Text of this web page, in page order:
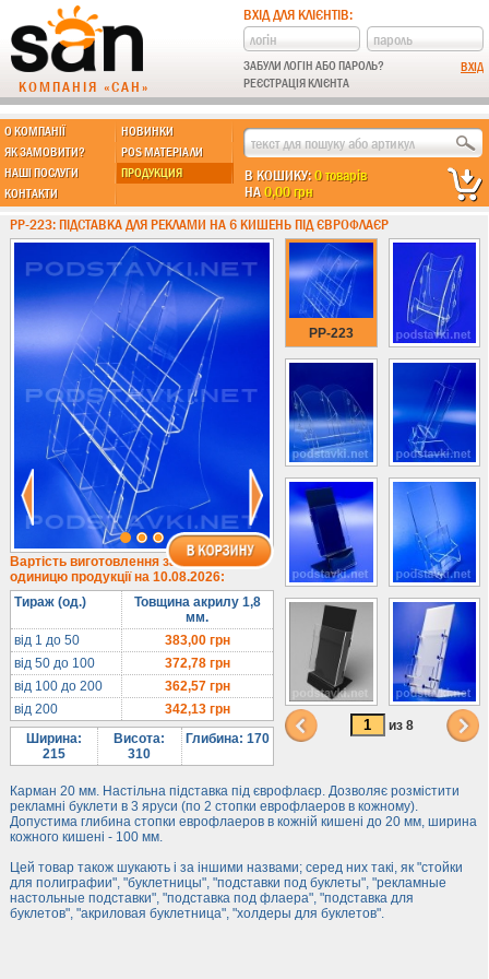
КОМПАНІЯ «САН»
ВХІД ДЛЯ КЛІЄНТІВ:
ЗАБУЛИ ЛОГІН АБО ПАРОЛЬ?
РЕЄСТРАЦІЯ КЛІЄНТА
О КОМПАНІЇ
НОВИНКИ
ЯК ЗАМОВИТИ?
POS МАТЕРІАЛИ
НАШІ ПОСЛУГИ
ПРОДУКЦИЯ
КОНТАКТИ
В КОШИКУ:0 товарів
НА0,00 грн
МЫ ДЕЛАЕМ:
Підставки із пластику
Новинки !!!
Різні підставки
Під поліграфію
Кишені
А4 формат
А5 формат
А6 формат
А3 формат
1/3 формату А4
Комбіновані
Навісні кишені
Менюхолдери
Під мобільні
Під біжутерію
Гірки та подіуми
Під косметику
Під солодке
Для хот-догів
Лототрони
Ящики з акрилу
Цінники
Засоби захисту
Інформ. стенди
PP-223: ПІДСТАВКА ДЛЯ РЕКЛАМИ НА 6 КИШЕНЬ ПІД ЄВРОФЛАЄР
Вартість виготовлення за
одиницю продукції на 10.08.2026:
Тираж (од.)
Товщина акрилу 1,8
мм.
від 1 до 50
383,00грн
від 50 до 100
372,78грн
від 100 до 200
362,57грн
від 200
342,13грн
Ширина:
215
Висота:
310
Глибина: 170
Карман 20 мм. Настільна підставка під єврофлаєр. Дозволяє розмістити
рекламні буклети в 3 яруси (по 2 стопки еврофлаеров в кожному).
Допустима глибина стопки еврофлаеров в кожній кишені до 20 мм, ширина
кожного кишені - 100 мм.
Цей товар також шукають і за іншими назвами; серед них такі, як "стойки
для полиграфии", "буклетницы", "подставки под буклеты", "рекламные
настольные подставки", "подставка под флаера", "подставка для
буклетов", "акриловая буклетница", "холдеры для буклетов".
PP-223
из 8